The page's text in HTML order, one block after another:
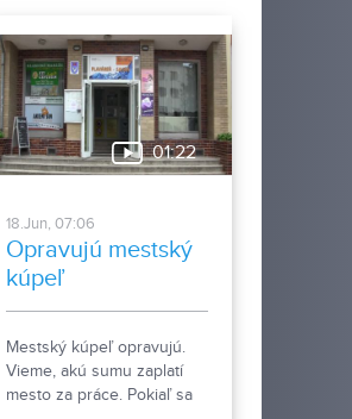
kamerou.
01:22
18.Jun, 07:06
Opravujú mestský
kúpeľ
Mestský kúpeľ opravujú.
Vieme, akú sumu zaplatí
mesto za práce. Pokiaľ sa